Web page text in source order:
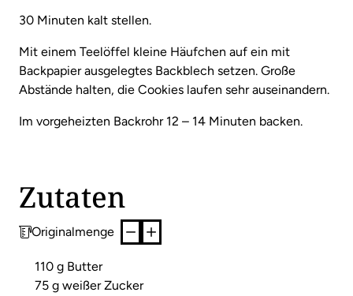
30 Minuten kalt stellen.
Mit einem Teelöffel kleine Häufchen auf ein mit
Backpapier ausgelegtes Backblech setzen. Große
Abstände halten, die Cookies laufen sehr auseinandern.
Im vorgeheizten Backrohr 12 – 14 Minuten backen.
Zutaten
Originalmenge
110 g Butter
75 g weißer Zucker